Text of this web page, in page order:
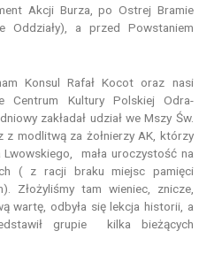
Akcji Burza, po Ostrej Bramie
Oddziały), a przed Powstaniem
Konsul Rafał Kocot oraz nasi
Centrum Kultury Polskiej Odra-
zakładał udział we Mszy Św.
z modlitwą za żołnierzy AK, którzy
mała uroczystość na
( z racji braku miejsc pamięci
Złożyliśmy tam wieniec, znicze,
wartę, odbyła się lekcja historii, a
grupie kilka bieżących